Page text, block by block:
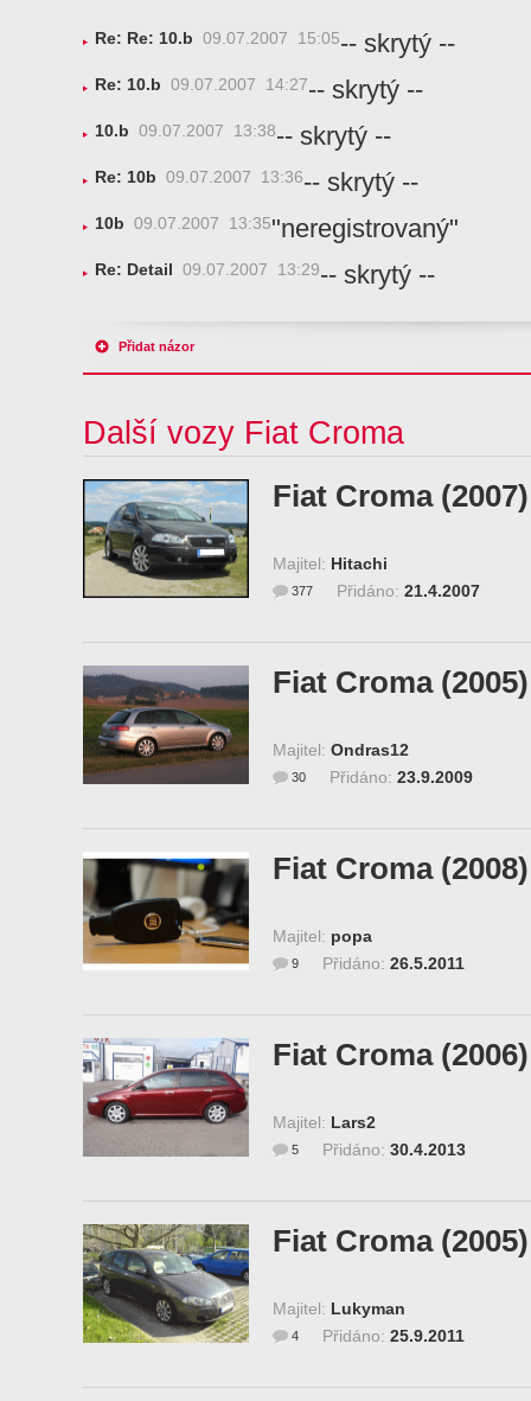
Re: Re: 10.b 09.07.2007 15:05-- skrytý --
Re: 10.b 09.07.2007 14:27-- skrytý --
10.b 09.07.2007 13:38-- skrytý --
Re: 10b 09.07.2007 13:36-- skrytý --
10b 09.07.2007 13:35"neregistrovaný"
Re: Detail 09.07.2007 13:29-- skrytý --
Přidat názor
Další vozy Fiat Croma
Fiat Croma (2007)
Majitel: Hitachi
Přidáno: 21.4.2007
377
Fiat Croma (2005)
Majitel: Ondras12
Přidáno: 23.9.2009
30
Fiat Croma (2008)
Majitel: popa
Přidáno: 26.5.2011
9
Fiat Croma (2006)
Majitel: Lars2
Přidáno: 30.4.2013
5
Fiat Croma (2005)
Majitel: Lukyman
Přidáno: 25.9.2011
4